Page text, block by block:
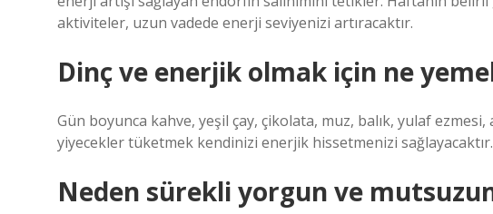
aktiviteler, uzun vadede enerji seviyenizi artıracaktır.
Dinç ve enerjik olmak için ne
Gün boyunca kahve, yeşil çay, çikolata, muz, balık, yulaf
yiyecekler tüketmek kendinizi enerjik hissetmenizi
Neden sürekli yorgun ve